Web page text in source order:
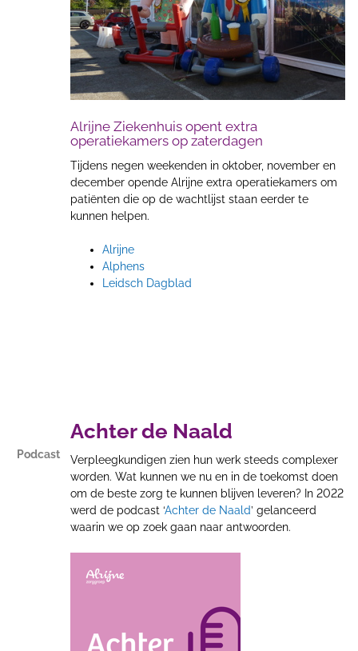
Alrijne Ziekenhuis opent extra
operatiekamers op zaterdagen
Tijdens negen weekenden in oktober, november en
december opende Alrijne extra operatiekamers om
patiënten die op de wachtlijst staan eerder te
kunnen helpen.
Alrijne
Alphens
Leidsch Dagblad
Podcast
Achter de Naald
Verpleegkundigen zien hun werk steeds complexer
worden. Wat kunnen we nu en in de toekomst doen
om de beste zorg te kunnen blijven leveren? In 2022
werd de podcast ‘Achter de Naald’ gelanceerd
waarin we op zoek gaan naar antwoorden.